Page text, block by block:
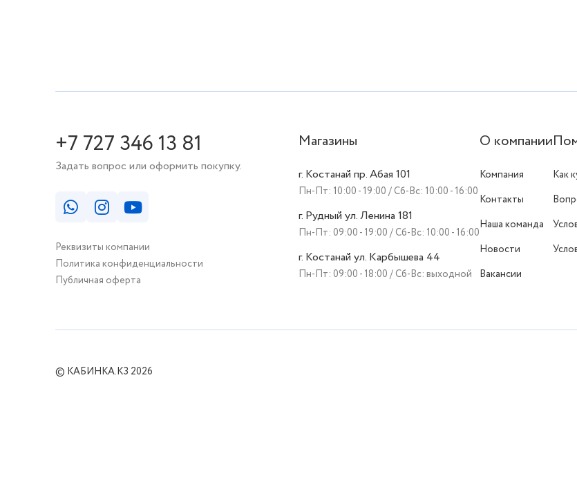
+7 727 346 13 81
Задать вопрос или оформить покупку.
Реквизиты компании
Политика конфиденциальности
Публичная оферта
Магазины
г. Костанай пр. Абая 101
Пн-Пт: 10:00 - 19:00 / Сб-Вс: 10:00 - 16:00
г. Рудный ул. Ленина 181
Пн-Пт: 09:00 - 19:00 / Сб-Вс: 10:00 - 16:00
г. Костанай ул. Карбышева 44
Пн-Пт: 09:00 - 18:00 / Сб-Вс: выходной
О компании
Компания
Контакты
Наша команда
Новости
Вакансии
Как
© КАБИНКА.КЗ 2026